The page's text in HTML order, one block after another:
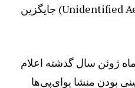
ناشناس (Unidentified Aerial Phenomena) جایگزین
ژوئن سال گذشته اعلام
بودن منشا یو‌ای‌پی‌ها